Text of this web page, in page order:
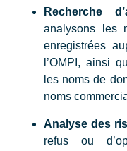
Recherche
analysons les
enregistrées
l’OMPI, ainsi
les noms de
noms
Analyse des
refus ou